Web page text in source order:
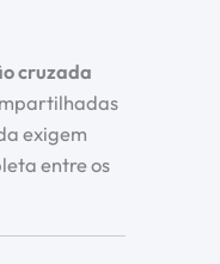
cruzada
exigem
entre os